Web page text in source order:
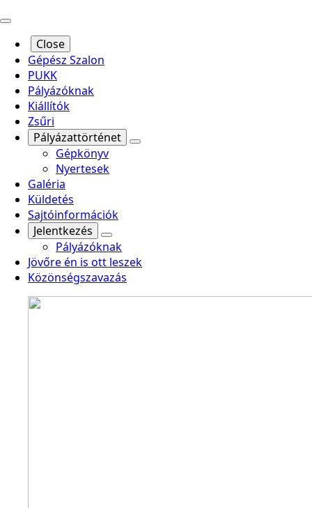
Close
Gépész Szalon
PUKK
Pályázóknak
Kiállítók
Zsűri
Pályázattörténet
Gépkönyv
Nyertesek
Galéria
Küldetés
Sajtóinformációk
Jelentkezés
Pályázóknak
Jövőre én is ott leszek
Közönségszavazás